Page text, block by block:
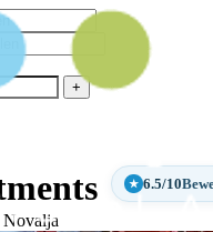
+
★ 6.5/10
Novalja